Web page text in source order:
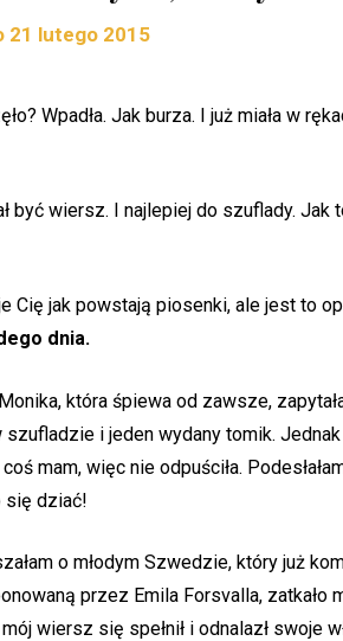
21 lutego 2015
Wpadła. Jak burza. I już miała w
być wiersz. I najlepiej do szuflady. Jak
Cię jak powstają piosenki, ale jest to
dnia.
która śpiewa od zawsze,
i jeden wydany tomik. Jednak
mam, więc nie odpuściła.
się dziać!
o młodym Szwedzie, który już
przez Emila Forsvalla, zatkało
wiersz się spełnił i odnalazł